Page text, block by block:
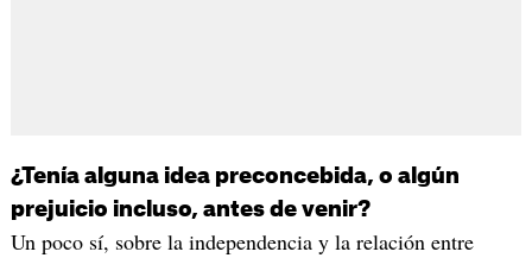
¿Tenía alguna idea preconcebida, o algún
prejuicio incluso, antes de venir?
Un poco sí, sobre la independencia y la relación entre